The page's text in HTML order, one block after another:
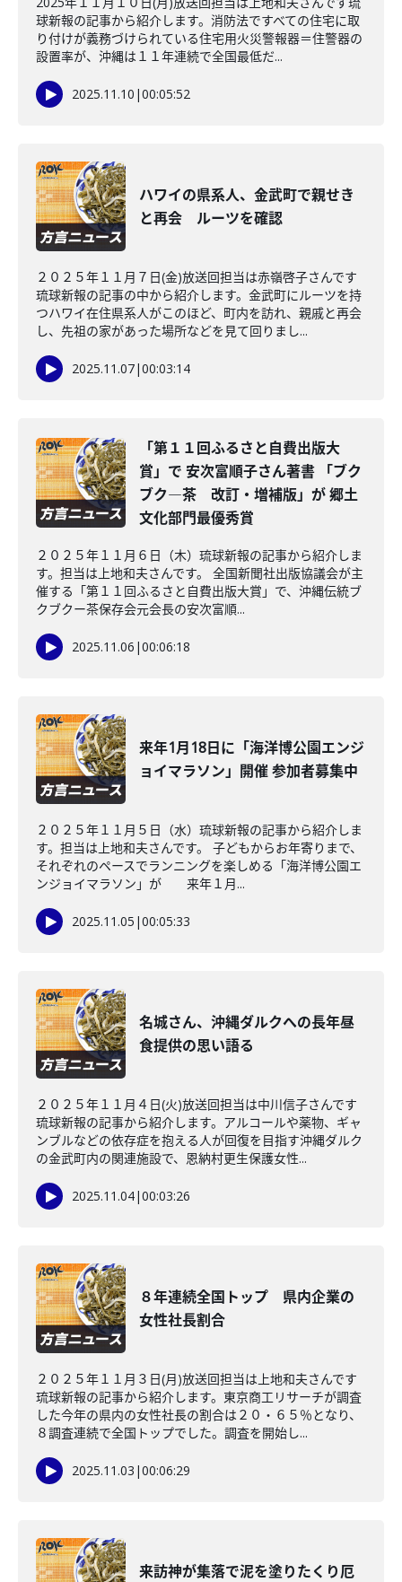
球新報の記事から紹介します。消防法ですべての住宅に取
り付けが義務づけられている住宅用火災警報器＝住警器の
設置率が、沖縄は１１年連続で全国最低だ...
2025.11.10 |00:05:52
ハワイの県系人、金武町で親せき
と再会 ルーツを確認
２０２５年１１月７日(金)放送回担当は赤嶺啓子さんです
琉球新報の記事の中から紹介します。金武町にルーツを持
つハワイ在住県系人がこのほど、町内を訪れ、親戚と再会
し、先祖の家があった場所などを見て回りまし...
2025.11.07|00:03:14
「第１１回ふるさと自費出版大
賞」で 安次富順子さん著書 「ブク
ブク―茶 改訂・増補版」が 郷土
文化部門最優秀賞
２０２５年１１月６日（木）琉球新報の記事から紹介しま
す。担当は上地和夫さんです。 全国新聞社出版協議会が主
催する「第１１回ふるさと自費出版大賞」で、沖縄伝統ブ
クブクー茶保存会元会長の安次富順...
2025.11.06 |00:06:18
来年1月18日に「海洋博公園エンジ
ョイマラソン」開催 参加者募集中
２０２５年１１月５日（水）琉球新報の記事から紹介しま
す。担当は上地和夫さんです。 子どもからお年寄りまで、
それぞれのペースでランニングを楽しめる「海洋博公園エ
ンジョイマラソン」が 来年１月...
2025.11.05 |00:05:33
名城さん、沖縄ダルクへの長年昼
食提供の思い語る
２０２５年１１月４日(火)放送回担当は中川信子さんです
琉球新報の記事から紹介します。アルコールや薬物、ギャ
ンブルなどの依存症を抱える人が回復を目指す沖縄ダルク
の金武町内の関連施設で、恩納村更生保護女性...
2025.11.04|00:03:26
８年連続全国トップ 県内企業の
女性社長割合
２０２５年１１月３日(月)放送回担当は上地和夫さんです
琉球新報の記事から紹介します。東京商工リサーチが調査
した今年の県内の女性社長の割合は２０・６５％となり、
８調査連続で全国トップでした。調査を開始し...
2025.11.03 |00:06:29
来訪神が集落で泥を塗りたくり厄